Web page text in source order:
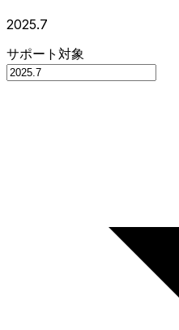
2025.7
サポート対象